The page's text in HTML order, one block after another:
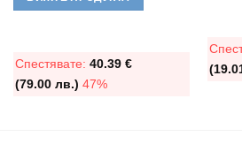
Спестявате: 40.39 €
(79.00 лв.) 47%